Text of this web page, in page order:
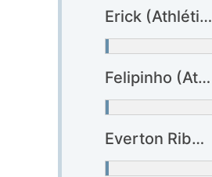
Erick (Athlético-PR)
Felipinho (Athlético-PR)
Everton Ribeiro (Bahia)